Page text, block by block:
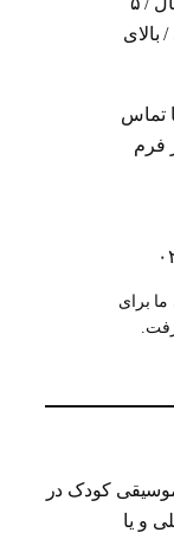
۸ تا ۱۰ سال / بالای
تماس
فرم
برای
کودک در
و یا